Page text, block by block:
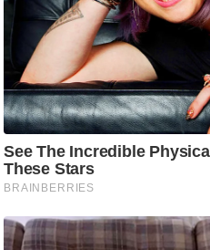
श
न
घ
रे
लू
नु
प